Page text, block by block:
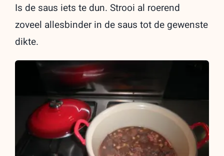
Is de saus iets te dun. Strooi al roerend
zoveel allesbinder in de saus tot de gewenste
dikte.